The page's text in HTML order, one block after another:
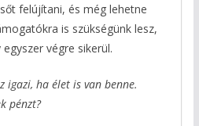
felújítani, és még lehetne
is szükségünk lesz,
végre sikerül.
igazi, ha élet is van benne.
pénzt?